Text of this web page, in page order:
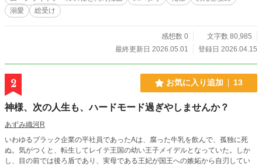
溺愛
総受け
感想数 0
文字数 80,985
最終更新日 2026.05.01
登録日 2026.04.15
2 お気に入り追加 13
神様、次の人生も、ハードモード過ぎやしませんか？
あずみ織河R
いわゆるブラック企業の平社員であったAは、腐った牛乳を飲んで、孤独に死
ぬ。気がつくと、転生してレイテ王国の幼い王子メイデルとなっていた。しか
し、目の前では後ろ盾であり、実母である王妃が国王への嫉妬から自刃してい